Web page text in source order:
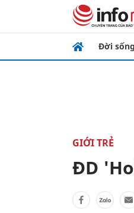
Đời sống
GIỚI TRẺ
ĐD